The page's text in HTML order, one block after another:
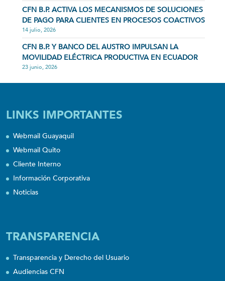
CFN B.P. ACTIVA LOS MECANISMOS DE SOLUCIONES
DE PAGO PARA CLIENTES EN PROCESOS COACTIVOS
14 julio, 2026
CFN B.P. Y BANCO DEL AUSTRO IMPULSAN LA
MOVILIDAD ELÉCTRICA PRODUCTIVA EN ECUADOR
23 junio, 2026
LINKS IMPORTANTES
Webmail Guayaquil
Webmail Quito
Cliente Interno
Información Corporativa
Noticias
TRANSPARENCIA
Transparencia y Derecho del Usuario
Audiencias CFN